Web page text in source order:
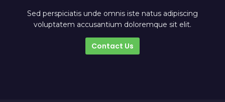
Sed perspiciatis unde omnis iste natus adipiscing
voluptatem accusantium doloremque sit elit.
Contact Us